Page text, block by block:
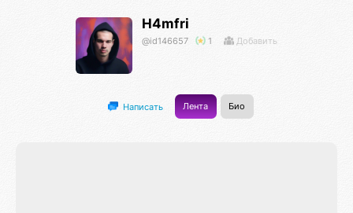
H4mfri
@id146657 1 Добавить
Написать Лента Био